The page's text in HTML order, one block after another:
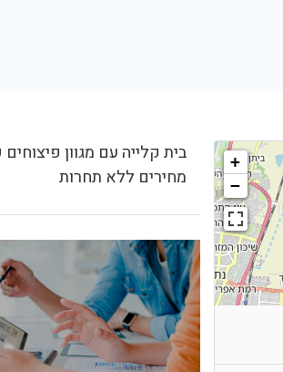
+
−
בית קלייה עם מגוון
מחירים ללא תחרות